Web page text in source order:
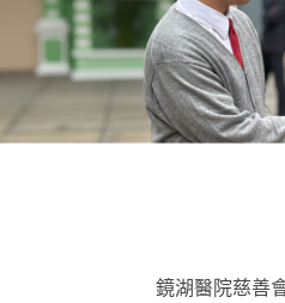
鏡湖醫院慈善